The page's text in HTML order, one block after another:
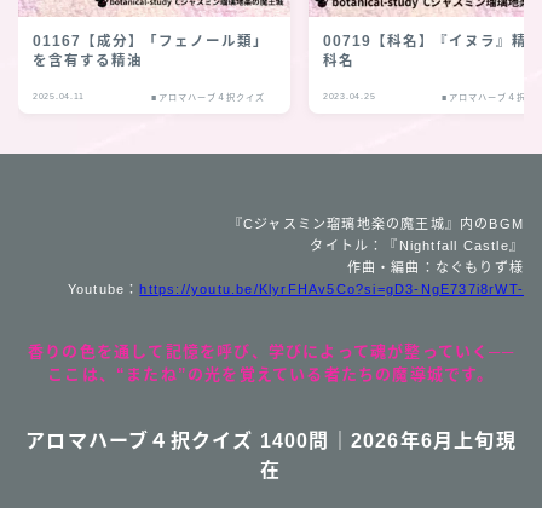
01167【成分】「フェノール類」
を含有する精油
2025.04.11 ■アロマハーブ４択クイズ
00719【科名】『イヌラ』精
科名
2023.04.25 ■アロマハーブ４択ク
『Cジャスミン瑠璃地楽の魔王城』内のBGM
タイトル：『Nightfall Castle』
作曲・編曲：なぐもりず様
Youtube： https://youtu.be/KlyrFHAv5Co?si=gD3-NgE737i8rWT-
香りの色を通して記憶を呼び、学びによって魂が整っていく──
ここは、“またね”の光を覚えている者たちの魔導城です。
アロマハーブ４択クイズ 1400問｜2026年6月上旬現
在